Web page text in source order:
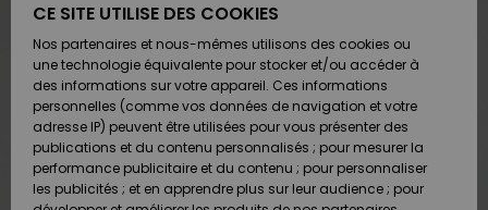
Chaussures
& Tongs
Surf
Chaussures
& Tongs
Surf
FEMME
A
Découvrir
Snow
SURF
Surf
Shop
Enfant
Highlights
SNOW
Snow
Shop
Enfant
Snow
Shop
Femme
OUTLET
Enfant
Outlet
Femme
Retours
Paiement
Carte
Cadeau
CE SITE UTILISE DES COOKIES
Nos partenaires et nous-mêmes utilisons des cookies ou
une technologie équivalente pour stocker et/ou accéder à
des informations sur votre appareil. Ces informations
personnelles (comme vos données de navigation et votre
adresse IP) peuvent être utilisées pour vous présenter des
publications et du contenu personnalisés ; pour mesurer la
performance publicitaire et du contenu ; pour personnaliser
les publicités ; et en apprendre plus sur leur audience ; pour